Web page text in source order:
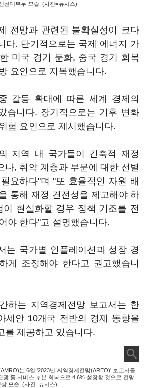
선대부두 모습. (사진=뉴시스)
전망과 관련된 불확실성이 크다
다. 단기적으로는 국제 에너지 가
미국 경기 둔화, 중국 경기 회복
요인으로 지목했습니다.
갈등 확대에 따른 세계 경제의
습니다. 장기적으로는 기후 변화
험 요인으로 제시했습니다.
지역 내 국가들이 긴축적 재정
나, 취약 계층과 부문에 대한 선별
요하다"며 "또 효율적인 자원 배
통해 재정 건전성을 제고해야 하
이 현실화할 경우 정책 기조를 전
야 한다"고 설명했습니다.
는 국가별 인플레이션과 성장 경
게 조정해야 한다고 권고했습니
하는 지역경제전망 보고서는 한
세안 10개국 전반의 경제 동향을
를 제공하고 있습니다.
는 6일 '2023년 지역경제전망(AREO)' 보고서를
광 등 서비스 부분 회복으로 4.6% 성장할 것으로 전망
모습. (사진=뉴시스)